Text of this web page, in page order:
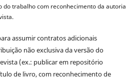
trabalho com reconhecimento da autoria
assumir contratos adicionais
não exclusiva da versão do
(ex.: publicar em repositório
de livro, com reconhecimento de